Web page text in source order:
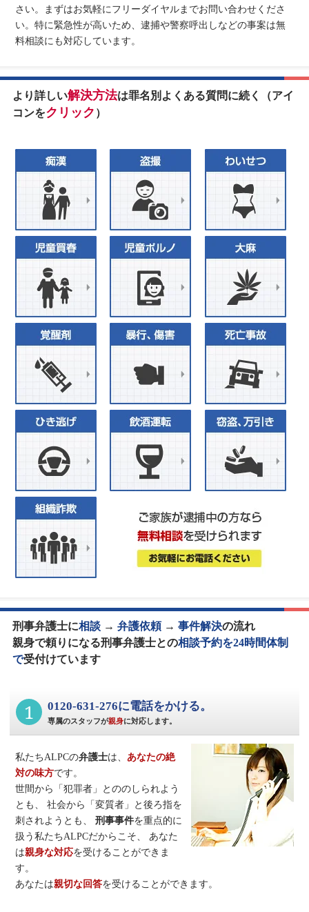
さい。まずはお気軽にフリーダイヤルまでお問い合わせくださ
い。特に緊急性が高いため、逮捕や警察呼出しなどの事案は無
料相談にも対応しています。
より詳しい解決方法は罪名別よくある質問に続く（アイ
コンをクリック ）
刑事弁護士に相談→ 弁護依頼 → 事件解決の流れ
親身で頼りになる刑事弁護士との相談予約を24時間体制
で受付けています
1 0120-631-276に電話をかける。
専属のスタッフが親身に対応します。
私たちALPCの弁護士は、あなたの絶
対の味方です。
世間から「犯罪者」とののしられよう
とも、
社会から「変質者」と後ろ指を
刺されようとも、
刑事事件を重点的に
扱う私たちALPCだからこそ、
あなた
は親身な対応を受けることができま
す。
あなたは親切な回答を受けることができます。